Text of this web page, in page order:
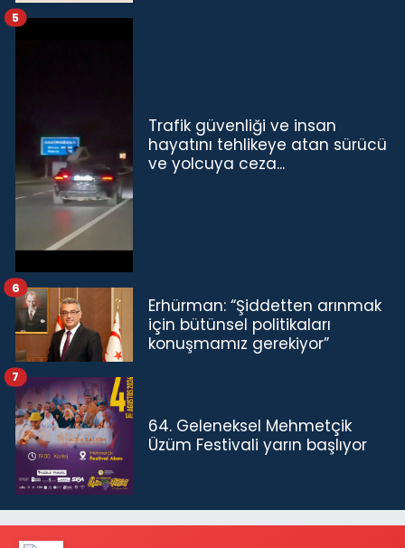
Trafik güvenliği ve insan
hayatını tehlikeye atan sürücü
ve yolcuya ceza...
5
Erhürman: “Şiddetten arınmak
için bütünsel politikaları
konuşmamız gerekiyor”
6
64. Geleneksel Mehmetçik
Üzüm Festivali yarın başlıyor
7